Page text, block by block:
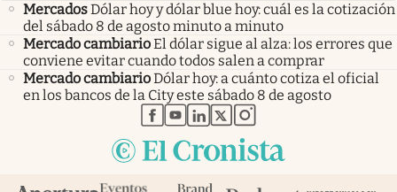
MercadosDólar hoy y dólar blue hoy: cuál es la cotización
del sábado 8 de agosto minuto a minuto
Mercado cambiarioEl dólar sigue al alza: los errores que
conviene evitar cuando todos salen a comprar
Mercado cambiarioDólar hoy: a cuánto cotiza el oficial
en los bancos de la City este sábado 8 de agosto
abre en nueva pestaña
abre en nueva pestaña
abre en nueva pestaña
abre en nueva pestaña
abre en nueva pestaña